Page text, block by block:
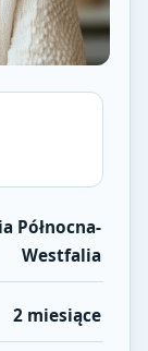
Północna-
Westfalia
2 miesiące